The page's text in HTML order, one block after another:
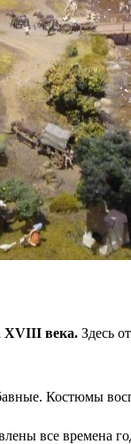
XVIII века. Здесь
Костюмы
все времена